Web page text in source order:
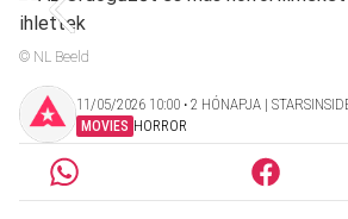
© NL Beeld
11/05/2026 10:00 ‧ 2 HÓNAPJA |
MOVIES HORROR